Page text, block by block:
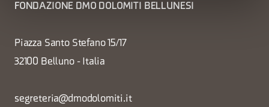
FONDAZIONE DMO DOLOMITI BELLUNESI
Piazza Santo Stefano 15/17
32100 Belluno - Italia
segreteria@dmodolomiti.it